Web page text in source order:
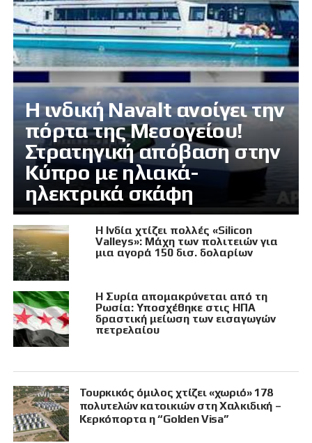
Η ινδική Navalt ανοίγει την
πόρτα της Μεσογείου!
Στρατηγική απόβαση στην
Κύπρο με ηλιακά-
ηλεκτρικά σκάφη
Η Ινδία χτίζει πολλές «Silicon
Valleys»: Μάχη των πολιτειών για
μια αγορά 150 δισ. δολαρίων
Η Συρία απομακρύνεται από τη
Ρωσία: Υποσχέθηκε στις ΗΠΑ
δραστική μείωση των εισαγωγών
πετρελαίου
Τουρκικός όμιλος χτίζει «χωριό» 178
πολυτελών κατοικιών στη Χαλκιδική –
Κερκόπορτα η “Golden Visa”